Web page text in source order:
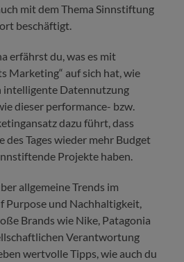
mit dem Thema Sinnstiftung
beschäftigt.
erfährst du, was es mit
Marketing“ auf sich hat, wie
intelligente Datennutzung
dieser performance- bzw.
dazu führt, dass
des Tages wieder mehr Budget
Projekte haben.
allgemeine Trends im
Purpose und Nachhaltigkeit,
Brands wie Nike, Patagonia
Verantwortung
wertvolle Tipps, wie auch du